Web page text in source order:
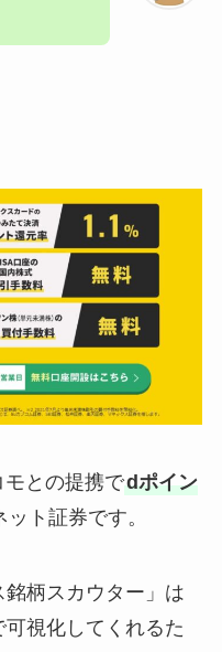
との提携でdポイン
ット証券です。
柄スカウター」は
視化してくれるた